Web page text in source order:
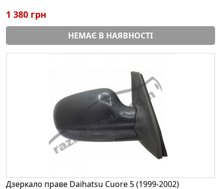
1 380 грн
НЕМАЄ В НАЯВНОСТІ
Дзеркало праве Daihatsu Cuore 5 (1999-2002)